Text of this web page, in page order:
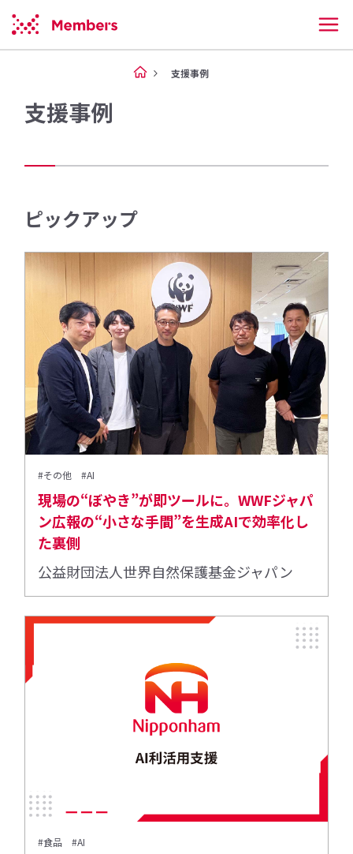
支援事例
支援事例
ピックアップ
#その他 #AI
現場の“ぼやき”が即ツールに。WWFジャパ
ン広報の“小さな手間”を生成AIで効率化し
た裏側
公益財団法人世界自然保護基金ジャパン
#食品 #AI